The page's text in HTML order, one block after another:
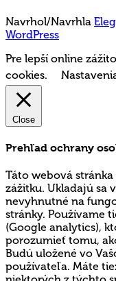
Navrhol/Navrhla
WordPress
Pre lepší online
cookies.
Close
Prehľad ochrany
Táto webová
zážitku. Ukladajú sa
nevyhnutné na
stránky. Používame
(Google analytics),
porozumieť tomu,
Budú uložené vo
používateľa. Máte